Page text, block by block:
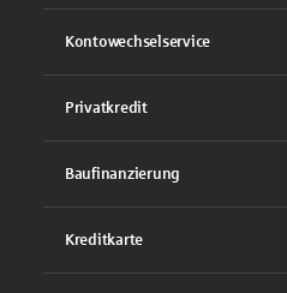
Kontowechselservice
Privatkredit
Baufinanzierung
Kreditkarte